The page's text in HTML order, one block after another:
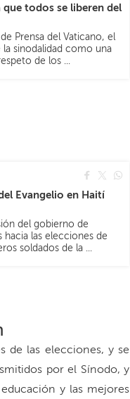
que todos se liberen del
Prensa del Vaticano, el
la sinodalidad como una
de los ...
Evangelio en Haití
del gobierno de
hacia las elecciones de
soldados de la ...
de las elecciones, y se
por el Sínodo, y
y las mejores